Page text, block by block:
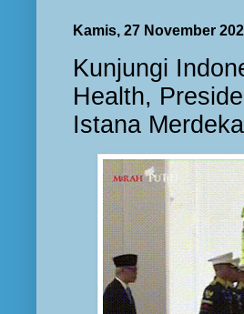
Kamis, 27 November
Kunjungi
Health,
Istana Merdeka